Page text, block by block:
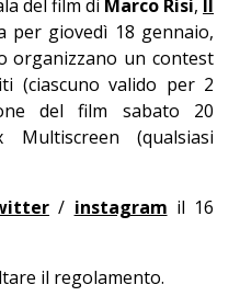
del film di Marco Risi,
per giovedì 18 gennaio,
organizzano un contest
(ciascuno valido per 2
del film sabato 20
(qualsiasi
/ instagram il 16
il regolamento.